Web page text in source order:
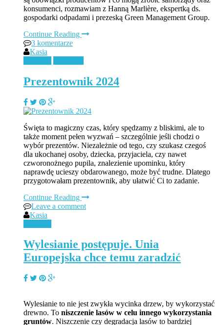
konsumenci, rozmawiam z Hanną Marlière, ekspertką ds.
gospodarki odpadami i prezeską Green Management Group.
Continue Reading
3 komentarze
Kasia
Prezentownik 2024
Święta to magiczny czas, który spędzamy z bliskimi, ale to
także moment pełen wyzwań – szczególnie jeśli chodzi o
wybór prezentów. Niezależnie od tego, czy szukasz czegoś
dla ukochanej osoby, dziecka, przyjaciela, czy nawet
czworonożnego pupila, znalezienie upominku, który
naprawdę ucieszy obdarowanego, może być trudne. Dlatego
przygotowałam prezentownik, aby ułatwić Ci to zadanie.
Continue Reading
Leave a comment
Kasia
Wylesianie postępuje. Unia
Europejska chce temu zaradzić
Wylesianie to nie jest zwykła wycinka drzew, by wykorzystać
drewno. To niszczenie lasów w celu innego wykorzystania
gruntów. Niszczenie czy degradacja lasów to bardziej